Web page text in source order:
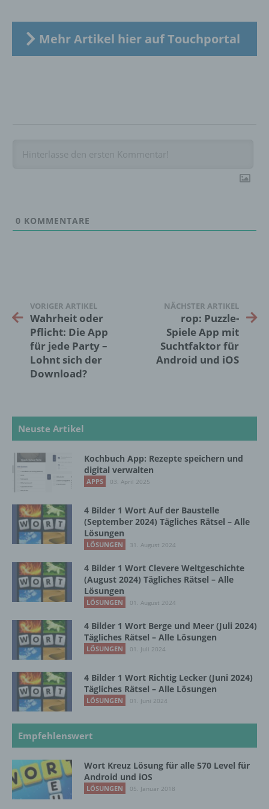
Mehr Artikel hier auf Touchportal
0 KOMMENTARE
VORIGER ARTIKEL
Wahrheit oder
Pflicht: Die App
für jede Party –
Lohnt sich der
Download?
NÄCHSTER ARTIKEL
rop: Puzzle-
Spiele App mit
Suchtfaktor für
Android und iOS
Neuste Artikel
Kochbuch App: Rezepte speichern und
digital verwalten
APPS 03. April 2025
4 Bilder 1 Wort Auf der Baustelle
(September 2024) Tägliches Rätsel – Alle
Lösungen
LÖSUNGEN 31. August 2024
4 Bilder 1 Wort Clevere Weltgeschichte
(August 2024) Tägliches Rätsel – Alle
Lösungen
LÖSUNGEN 01. August 2024
4 Bilder 1 Wort Berge und Meer (Juli 2024)
Tägliches Rätsel – Alle Lösungen
LÖSUNGEN 01. Juli 2024
4 Bilder 1 Wort Richtig Lecker (Juni 2024)
Tägliches Rätsel – Alle Lösungen
LÖSUNGEN 01. Juni 2024
Empfehlenswert
Wort Kreuz Lösung für alle 570 Level für
Android und iOS
LÖSUNGEN 05. Januar 2018
darin besteht, dass diese
personenbezogenen Daten verwendet
Interessen, Zuverlässigkeit, Verhalten,
Aufenthaltsort oder Ortswechsel dieser
natürlichen Person zu analysieren oder
vorherzusagen.
f) Pseudonymisierung
personenbezogener Daten in einer Weise,
auf welche die personenbezogenen Daten
ohne Hinzuziehung zusätzlicher
Informationen nicht mehr einer spezifischen
betroffenen Person zugeordnet werden
können, sofern diese zusätzlichen
und technischen und organisatorischen
Maßnahmen unterliegen, die gewährleisten,
dass die personenbezogenen Daten nicht
einer identifizierten oder identifizierbaren
natürlichen Person zugewiesen werden.
g) Verantwortlicher oder für die Verarbeitung
Verantwortlicher
Verantwortlicher oder für die Verarbeitung
Verantwortlicher ist die natürliche oder
juristische Person, Behörde, Einrichtung
gemeinsam mit anderen über die Zwecke
und Mittel der Verarbeitung von
personenbezogenen Daten entscheidet.
Sind die Zwecke und Mittel dieser
Verarbeitung durch das Unionsrecht oder
das Recht der Mitgliedstaaten vorgegeben,
so kann der Verantwortliche
beziehungsweise können die bestimmten
Kriterien seiner Benennung nach dem
Unionsrecht oder dem Recht der
Mitgliedstaaten vorgesehen werden.